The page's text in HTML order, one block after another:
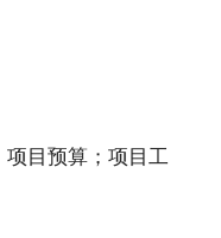
目预算；项目工